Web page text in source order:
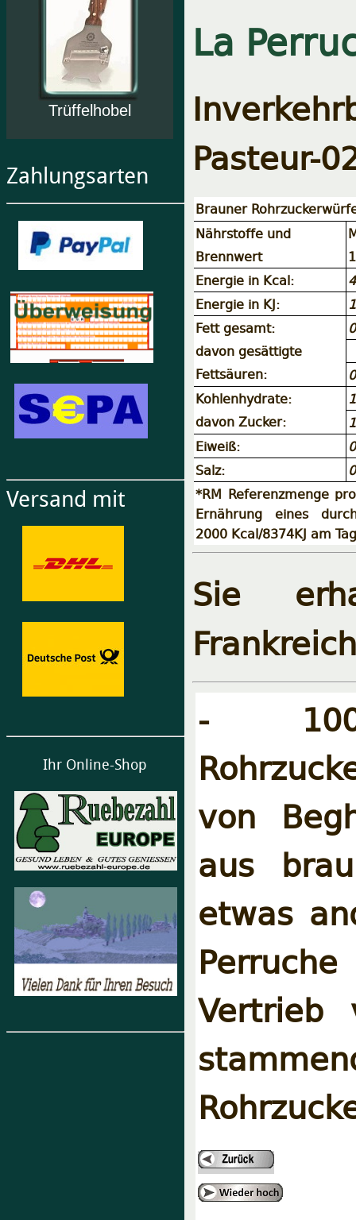
Trüffelhobel
Zahlungsarten
Versand mit
Ihr Online-Shop
La
Pasteur-
Brauner
Nährstoffe und
Brennwert
Energie in Kcal:
Energie in KJ:
Fett gesamt:
davon gesättigte
Fettsäuren:
Kohlenhydrate:
davon Zucker:
Eiweiß:
Salz:
*RM Referenzmenge
Ernährung eines
2000 Kcal/8374KJ am
Sie
-
von
aus
etwas
Vertrieb